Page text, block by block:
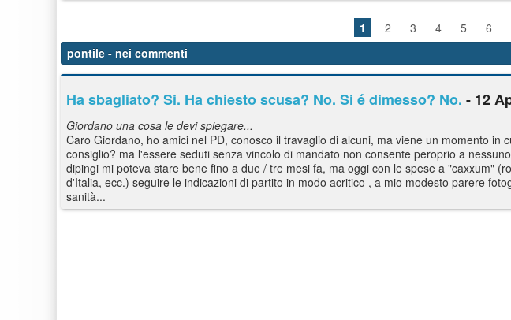
1 2 3 4 5 6
pontile - nei commenti
Ha sbagliato? Si. Ha chiesto scusa? No. Si é dimesso? No. - 12
Giordano una cosa le devi spiegare...
Caro Giordano, ho amici nel PD, conosco il travaglio di alcuni, ma viene un momento in
consiglio? ma l'essere seduti senza vincolo di mandato non consente peroprio a
dipingi mi poteva stare bene fino a due / tre mesi fa, ma oggi con le spese a "caxxum"
d'Italia, ecc.) seguire le indicazioni di partito in modo acritico , a mio modesto parere
sanità...